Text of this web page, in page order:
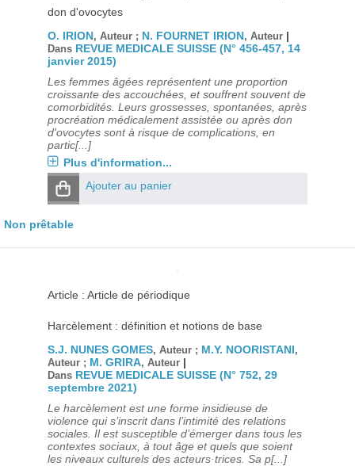
don d'ovocytes
O. IRION, Auteur ; N. FOURNET IRION, Auteur |
Dans REVUE MEDICALE SUISSE (N° 456-457, 14
janvier 2015)
Les femmes âgées représentent une proportion
croissante des accouchées, et souffrent souvent de
comorbidités. Leurs grossesses, spontanées, après
procréation médicalement assistée ou après don
d'ovocytes sont à risque de complications, en
partic[...]
Plus d'information...
Ajouter au panier
Non prêtable
Article : Article de périodique
Harcèlement : définition et notions de base
S.J. NUNES GOMES, Auteur ; M.Y. NOORISTANI,
Auteur ; M. GRIRA, Auteur |
Dans REVUE MEDICALE SUISSE (N° 752, 29
septembre 2021)
Le harcèlement est une forme insidieuse de
violence qui s’inscrit dans l’intimité des relations
sociales. Il est susceptible d’émerger dans tous les
contextes sociaux, à tout âge et quels que soient
les niveaux culturels des acteurs·trices. Sa p[...]